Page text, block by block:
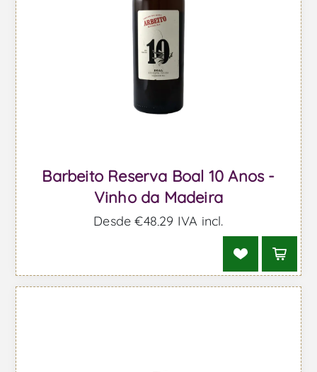
Barbeito Reserva Boal 10 Anos -
Vinho da Madeira
Desde €48,29 IVA incl.